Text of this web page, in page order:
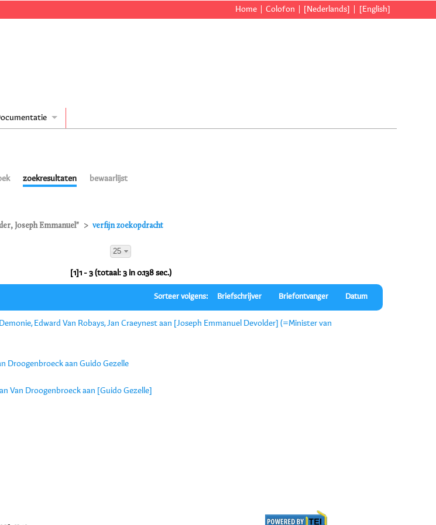
Home Colofon [Nederlands] [English]
zoekresultaten bewaarlijst
Joseph Emmanuel" verfijn zoekopdracht
25
[1]1 - 3 (totaal: 3 in 0.138 sec.)
Sorteer volgens: Briefschrijver Briefontvanger Datum
Edward Van Robays, Jan Craeynest aan [Joseph Emmanuel Devolder] (=Minister van
Droogenbroeck aan Guido Gezelle
Van Droogenbroeck aan [Guido Gezelle]